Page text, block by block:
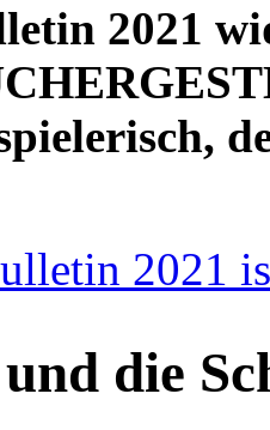
2021
2021
die